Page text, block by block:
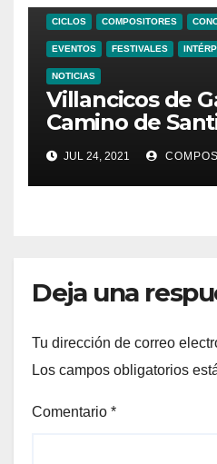
CICLOS COMPOSITORES
EVENTOS FESTIVALES
NOTICIAS
Villancicos de
Camino de
Stellae
JUL 24, 2021
Deja una
Tu dirección de correo
Los campos obligatorios
Comentario *